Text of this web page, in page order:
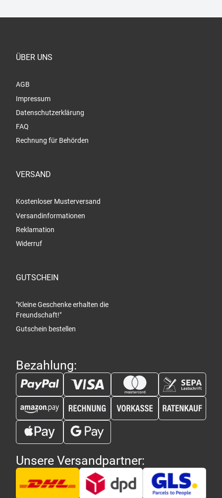
ÜBER UNS
AGB
Impressum
Datenschutzerklärung
FAQ
Rechnung für Behörden
VERSAND
Kostenloser Musterversand
Versandinformationen
Reklamation
Widerruf
GUTSCHEIN
"Kleine Geschenke erhalten die
Freundschaft!"
Gutschein bestellen
Bezahlung:
Unsere Versandpartner: